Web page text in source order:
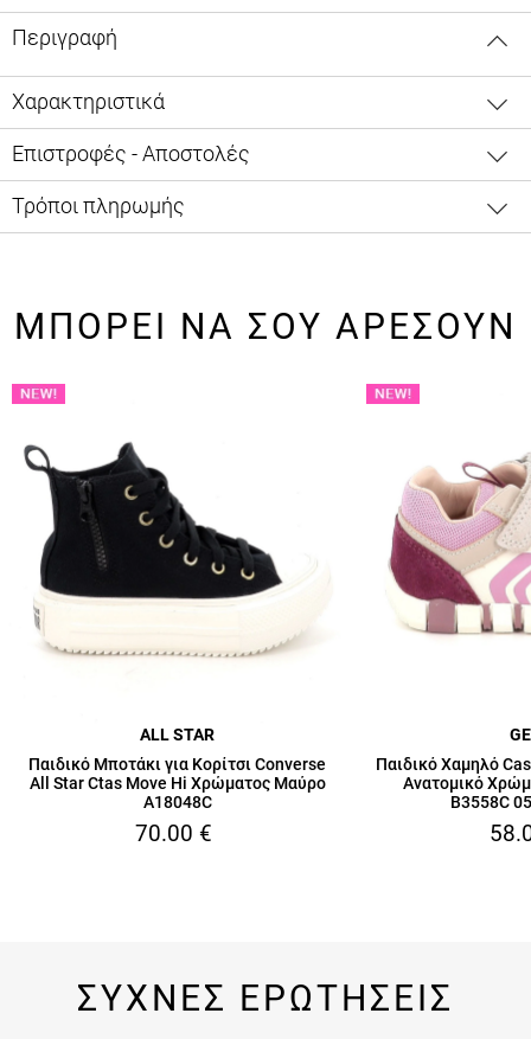
Περιγραφή
Χαρακτηριστικά
Επιστροφές - Αποστολές
Τρόποι πληρωμής
ΜΠΟΡΕΙ ΝΑ ΣΟΥ ΑΡΕΣΟΥΝ
ALL STAR
Παιδικό Μποτάκι για Κορίτσι Converse
All Star Ctas Move Hi Χρώματος Μαύρο
A18048C
70.00 €
Παιδικό Χαμηλό
Ανατομικό
B3558C
ΣΥΧΝΕΣ ΕΡΩΤΗΣΕΙΣ